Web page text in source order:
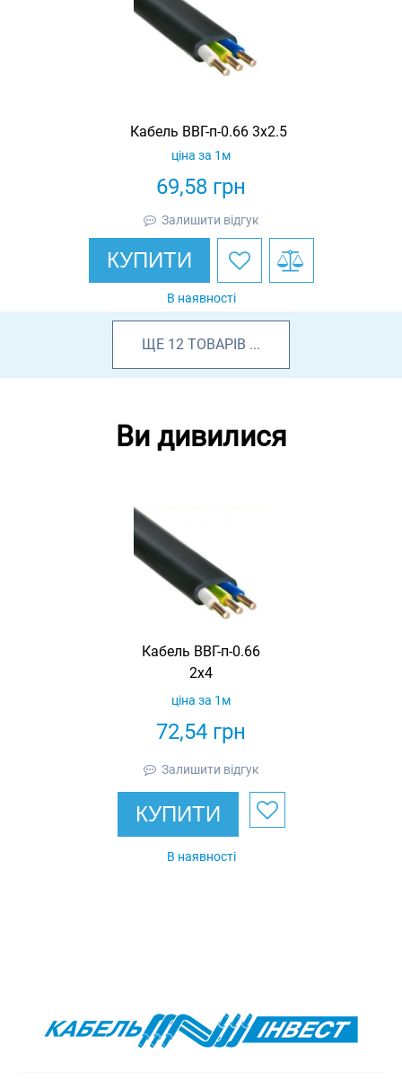
Кабель ВВГ-п-0.66 3х2.5
69,58 грн
ціна за 1м
Залишити відгук
КУПИТИ
В наявності
ЩЕ 12 ТОВАРІВ ...
Ви дивилися
Кабель ВВГ-п-0.66
2х4
72,54 грн
ціна за 1м
Залишити відгук
КУПИТИ
В наявності